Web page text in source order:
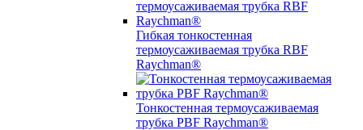
Гибкая тонкостенная
термоусаживаемая трубка RBF
Raychman®
Тонкостенная термоусаживаемая
трубка PBF Raychman®